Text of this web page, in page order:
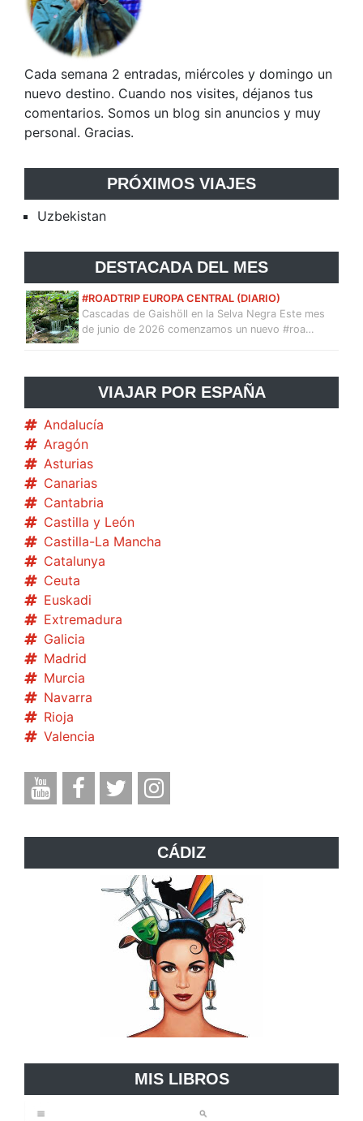
Cada semana 2 entradas, miércoles y domingo un
nuevo destino. Cuando nos visites, déjanos tus
comentarios. Somos un blog sin anuncios y muy
personal. Gracias.
PRÓXIMOS VIAJES
Uzbekistan
DESTACADA DEL MES
#ROADTRIP EUROPA CENTRAL (DIARIO)
Cascadas de Gaishöll en la Selva Negra Este mes
de junio de 2026 comenzamos un nuevo #roa…
VIAJAR POR ESPAÑA
Andalucía
Aragón
Asturias
Canarias
Cantabria
Castilla y León
Castilla-La Mancha
Catalunya
Ceuta
Euskadi
Extremadura
Galicia
Madrid
Murcia
Navarra
Rioja
Valencia
CÁDIZ
MIS LIBROS